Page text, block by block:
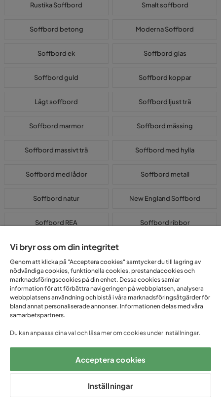
Rustika Soffbord Smalt soffbord
Soffbord betong Moderna Soffbord
Soffbord ek Soffbord glas
Soffbord guld Soffbord koppar
Lågt soffbord Soffbord ljust trä
Soffbord marmor Soffbord mässing
Soffbord massivt trä Soffbord med hylla
Soffbord med lådor Soffbord metall
Soffbord natur New England Soffbord
Soffbord REA Soffbord ribbor
Soffbord silver
Soffbord trä Soffbord valnöt
Soffbord retro Soffbord Sten
Stort soffbord
Vi bryr oss om din integritet
Genom att klicka på "Acceptera cookies" samtycker du till lagring av
nödvändiga cookies, funktionella cookies, prestandacookies och
marknadsföringscookies på din enhet. Dessa cookies samlar
information för att förbättra navigeringen på webbplatsen, analysera
webbplatsens användning och bistå i våra marknadsföringsåtgärder för
bland annat personaliserade annonser. Informationen delas med våra
samarbetspartners.
Du kan anpassa dina val och läsa mer om cookies under Inställningar.
Acceptera cookies
Inställningar